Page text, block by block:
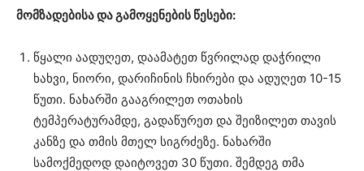
მომზადებისა და გამოყენების წესები:
წყალი აადუღეთ, დაამატეთ წვრილად დაჭრილი
ხახვი, ნიორი, დარიჩინის ჩხირები და ადუღეთ 10-15
წუთი. ნახარში გააგრილეთ ოთახის
ტემპერატურამდე, გადაწურეთ და შეიზილეთ თავის
კანზე და თმის მთელ სიგრძეზე. ნახარში
სამოქმედოდ დაიტოვეთ 30 წუთი. შემდეგ თმა